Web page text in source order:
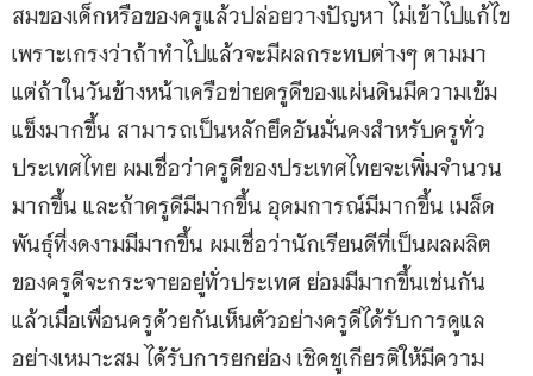
สมของเด็กหรือของครูแล้วปล่อยวางปัญหา ไม่เข้าไปแก้ไข
เพราะเกรงว่าถ้าทำไปแล้วจะมีผลกระทบต่างๆ ตามมา
แต่ถ้าในวันข้างหน้าเครือข่ายครูดีของแผ่นดินมีความเข้ม
แข็งมากขึ้น สามารถเป็นหลักยึดอันมั่นคงสำหรับครูทั่ว
ประเทศไทย ผมเชื่อว่าครูดีของประเทศไทยจะเพิ่มจำนวน
มากขึ้น และถ้าครูดีมีมากขึ้น อุดมการณ์มีมากขึ้น เมล็ด
พันธุ์ที่งดงามมีมากขึ้น ผมเชื่อว่านักเรียนดีที่เป็นผลผลิต
ของครูดีจะกระจายอยู่ทั่วประเทศ ย่อมมีมากขึ้นเช่นกัน
แล้วเมื่อเพื่อนครูด้วยกันเห็นตัวอย่างครูดีได้รับการดูแล
อย่างเหมาะสม ได้รับการยกย่อง เชิดชูเกียรติให้มีความ